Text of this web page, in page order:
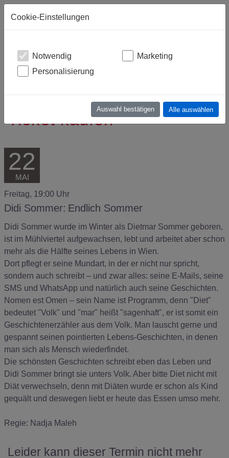
Ticket kaufen
22
MAI
Freitag, 19:00 Uhr
Didi Sommer: Endlich Sommer
Didi Sommer wurde im Winter als Dietmar Sommer geboren,
ist im Mühlviertel aufgewachsen, lebt und arbeitet aber schon
mehr als die Hälfte seines Lebens in Wien.
Dort pflegt er seine Mundart, in der er nicht nur spricht,
sondern auch schreibt – und zwar alles: seine E-Mails, seine
SMS und WhatsApp und natürlich auch seine Geschichten.
Nomen est Omen – sein Name ist Programm, denn "Diet"
bedeutet "Volk" und "mar" heißt "sagenhaft", er ist somit ein
Geschichtenerzähler aus dem Volk. Man lauscht gerne und
gespannt seinen pointierten Lebens-Geschichten, in denen
man sich als Mensch wiederfindet.
Die schönsten Geschichten schreibt eben das Leben und
Didi Sommer bringt sie unters Volk. Aber bitte Diet nicht mit
Diät verwechseln, denn mit Diäten wurde er schon als Kind
gequält und deswegen liebt er heute das Essen umso mehr.
Regie: Nadja Maleh
Leider kann dieser Termin nicht mehr
Cookie-Einstellungen
Notwendig
Marketing
Personalisierung
Auswahl bestätigen Alle auswählen